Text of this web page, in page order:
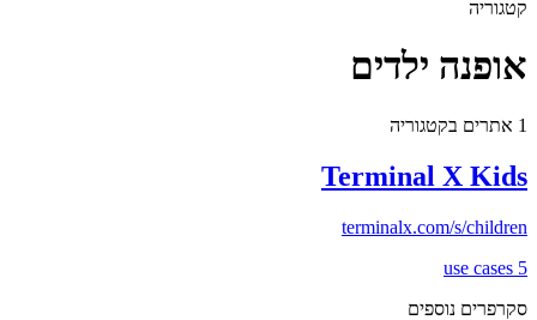
קטגוריה
אופנה ילדים
1 אתרים בקטגוריה
Terminal X Kids
terminalx.com/s/children
5
סקרפרים נוספים